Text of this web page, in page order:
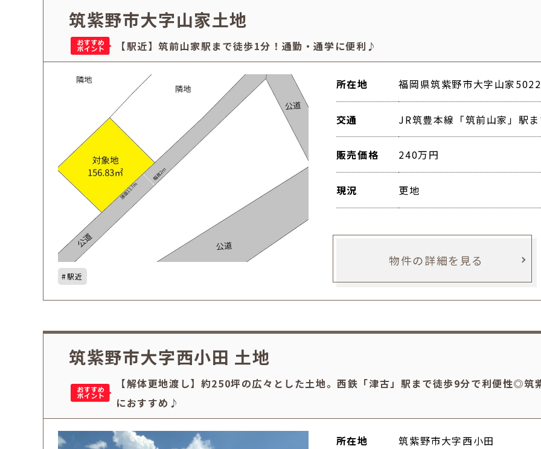
筑紫野市大字山家土地
【駅近】筑前山家駅まで徒歩1分！通勤・通学に便利♪
駅近
所在地 福岡県筑紫野市大字山家
交通 JR筑豊本線「筑前山家」駅
販売価格 240万円
現況 更地
物件の詳細を見る
筑紫野市大字西小田 土地
【解体更地渡し】約250坪の広々とした土地。西鉄「津古」駅まで徒歩9分で利便性◎
におすすめ♪
所在地 筑紫野市大字西小田